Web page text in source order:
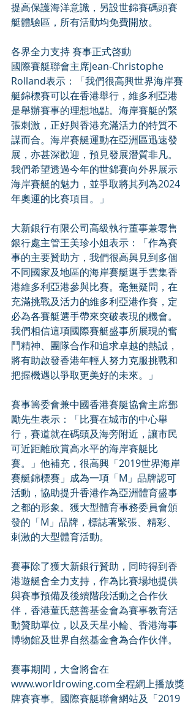
提高保護海洋意識，另設世錦賽碼頭賽
艇體驗區，所有活動均免費開放。
各界全力支持 賽事正式啓動
國際賽艇聯會主席Jean-Christophe
Rolland表示：「我們很高興世界海岸賽
艇錦標賽可以在香港舉行，維多利亞港
是舉辦賽事的理想地點。海岸賽艇的緊
張刺激，正好與香港充滿活力的特質不
謀而合。海岸賽艇運動在亞洲區迅速發
展，亦甚深歡迎，預見發展潛質非凡。
我們希望透過今年的世錦賽向外界展示
海岸賽艇的魅力，並爭取將其列為2024
年奧運的比賽項目。」
大新銀行有限公司高級執行董事兼零售
銀行處主管王美珍小姐表示：「作為賽
事的主要贊助方，我們很高興見到多個
不同國家及地區的海岸賽艇選手雲集香
港維多利亞港參與比賽。毫無疑問，在
充滿挑戰及活力的維多利亞港作賽，定
必為各賽艇選手帶來突破表現的機會。
我們相信這項國際賽艇盛事所展現的奮
鬥精神、團隊合作和追求卓越的熱誠，
將有助啟發香港年輕人努力克服挑戰和
把握機遇以爭取更美好的未來。」
賽事籌委會兼中國香港賽艇協會主席鄧
勵先生表示：「比賽在城市的中心舉
行，賽道就在碼頭及海旁附近，讓市民
可近距離欣賞高水平的海岸賽艇比
賽。」他補充，很高興「2019世界海岸
賽艇錦標賽」成為一項「M」品牌認可
活動，協助提升香港作為亞洲體育盛事
之都的形象。獲大型體育事務委員會頒
發的「M」品牌，標誌著緊張、精彩、
刺激的大型體育活動。
賽事除了獲大新銀行贊助，同時得到香
港遊艇會全力支持，作為比賽場地提供
與賽事預備及後續階段活動之合作伙
伴，香港董氏慈善基金會為賽事教育活
動贊助單位，以及天星小輪、香港海事
博物館及世界自然基金會為合作伙伴。
賽事期間，大會將會在
www.worldrowing.com全程網上播放獎
牌賽賽事。國際賽艇聯會網站及「2019